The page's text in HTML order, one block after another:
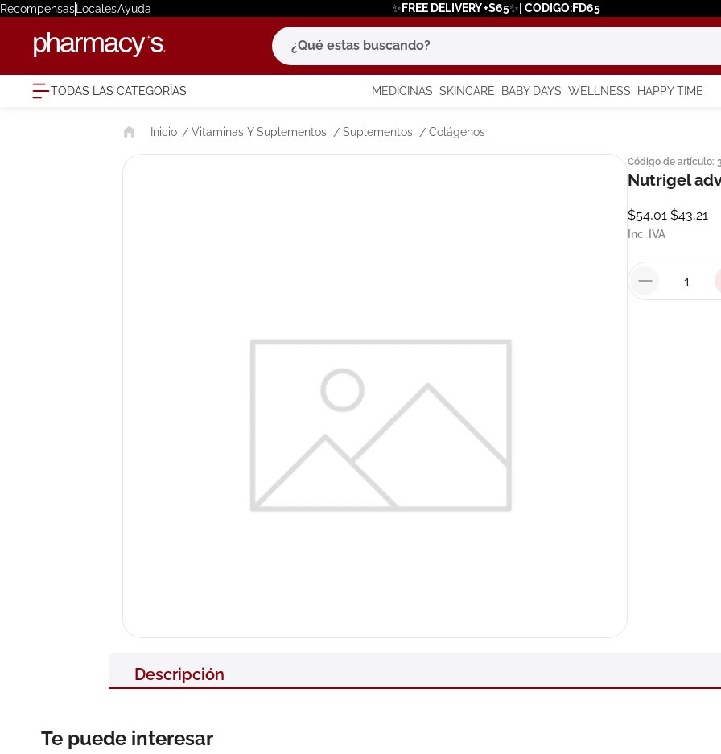
RecompensasLocalesAyuda ✨FREE DELIVERY +$65✨| CODIGO:FD65
¿Qué estas buscando?
TODAS LAS CATEGORÍAS MEDICINAS SKINCARE BABY DAYS WELLNESS HAPPY TIME
Vitaminas Y Suplementos Suplementos Colágenos
Código de artículo:
Nutrigel
$54,01 $43,21
Inc. IVA
Descripción
Te puede interesar
términos más buscados
1. eucerin
pañales